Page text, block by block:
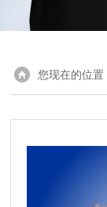
您现在的位置